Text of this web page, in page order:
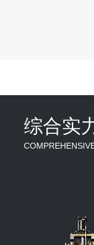
综合实